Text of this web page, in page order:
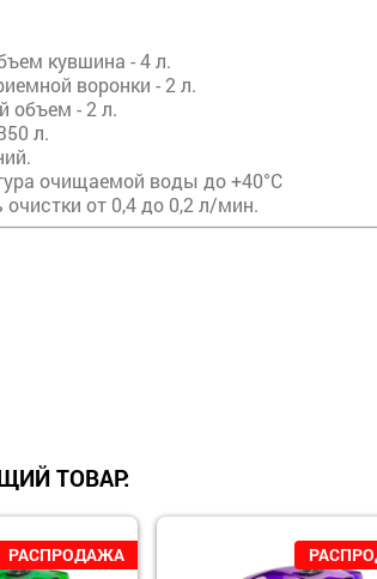
кувшина - 4 л.
воронки - 2 л.
объем - 2 л.
л.
очищаемой воды до +40°С
очистки от 0,4 до 0,2 л/мин.
ТОВАР: